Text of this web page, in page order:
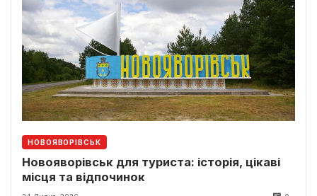
НОВОЯВОРІВСЬК
Новояворівськ для туриста: історія, цікаві
місця та відпочинок